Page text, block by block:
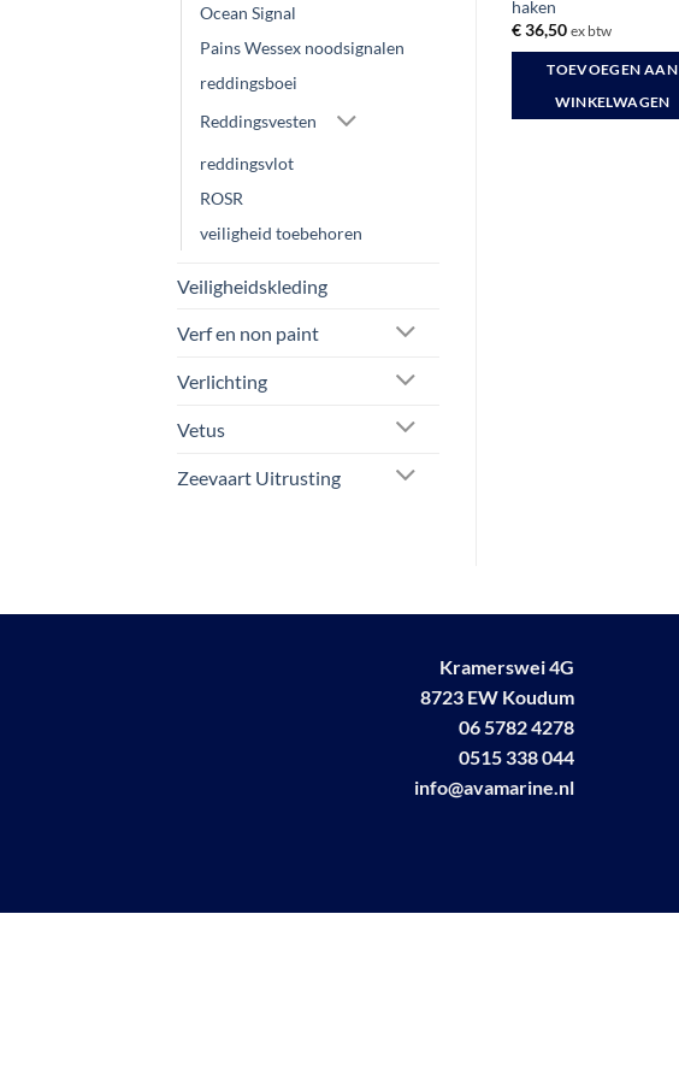
Ocean Signal
Pains Wessex noodsignalen
reddingsboei
Reddingsvesten
reddingsvlot
ROSR
veiligheid toebehoren
Veiligheidskleding
Verf en non paint
Verlichting
Vetus
Zeevaart Uitrusting
haken
€36,50 ex btw
TOEVOEGEN AAN
WINKELWAGEN
Oorspronkelijke
Huidige
€ 34,95.
lengte 2 meter
prijs
was:
prijs
Kramerswei 4G
8723 EW Koudum
06 5782 4278
0515 338 044
info@avamarine.nl